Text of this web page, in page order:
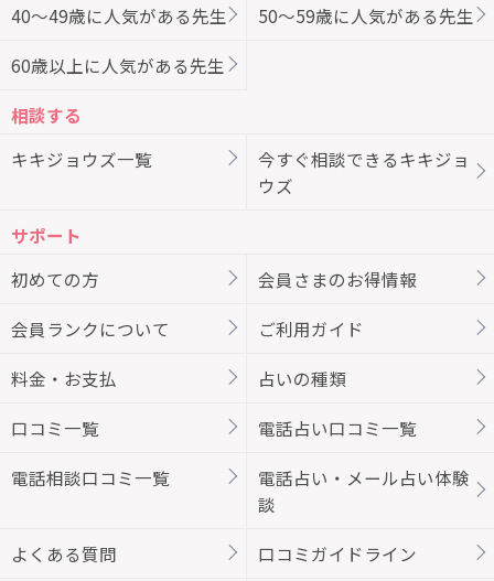
40～49歳に人気がある先生 50～59歳に人気がある先生
60歳以上に人気がある先生
相談する
キキジョウズ一覧
今すぐ相談できるキキジョ
ウズ
サポート
初めての方
会員さまのお得情報
会員ランクについて ご利用ガイド
料金・お支払 占いの種類
口コミ一覧 電話占い口コミ一覧
電話相談口コミ一覧
電話占い・メール占い体験
談
よくある質問 口コミガイドライン